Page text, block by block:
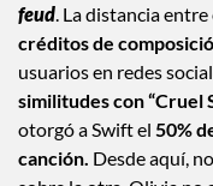
feud. La distancia
créditos de
usuarios en redes
similitudes con “Cruel
otorgó a Swift el 50%
canción. Desde aquí,